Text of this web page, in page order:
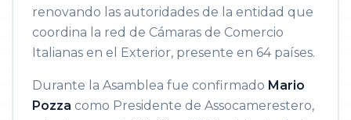
renovando las autoridades de la entidad que
coordina la red de Cámaras de Comercio
Italianas en el Exterior, presente en 64 países.
Durante la Asamblea fue confirmado Mario
Pozza como Presidente de Assocamerestero,